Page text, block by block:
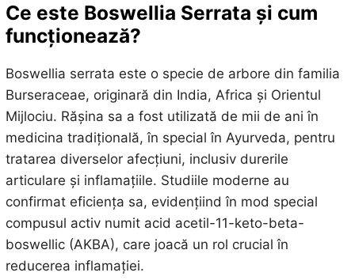
Ce este Boswellia Serrata și cum
funcționează?
Boswellia serrata este o specie de arbore din familia
Burseraceae, originară din India, Africa și Orientul
Mijlociu. Rășina sa a fost utilizată de mii de ani în
medicina tradițională, în special în Ayurveda, pentru
tratarea diverselor afecțiuni, inclusiv durerile
articulare și inflamațiile. Studiile moderne au
confirmat eficiența sa, evidențiind în mod special
compusul activ numit acid acetil-11-keto-beta-
boswellic (AKBA), care joacă un rol crucial în
reducerea inflamației.